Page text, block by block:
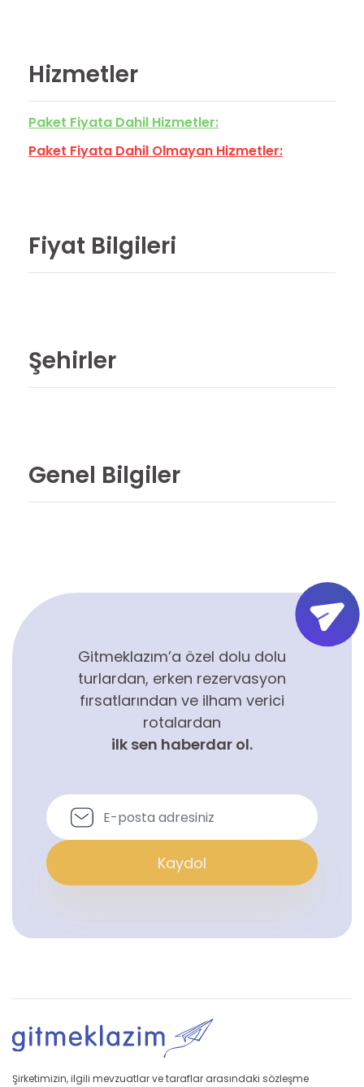
Hizmetler
Paket Fiyata Dahil Hizmetler:
Paket Fiyata Dahil Olmayan Hizmetler:
Fiyat Bilgileri
Şehirler
Genel Bilgiler
Gitmeklazım’a özel dolu dolu
turlardan, erken rezervasyon
fırsatlarından ve ilham verici
rotalardan
ilk sen haberdar ol.
Kaydol
Şirketimizin, ilgili mevzuatlar ve taraflar arasındaki sözleşme